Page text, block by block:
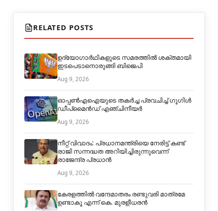
RELATED POSTS
ഉദ്യോഗാർഥികളുടെ സമരത്തിൽ ശക്തമായി
ഇടപെടാനൊരുങ്ങി ബിജെപി
Aug 9, 2026
ഓപ്പൺഎഐയുടെ തകർച്ച പ്രവചിച്ച് ഗൂഗിൾ
ഡീപ്മൈൻഡ് എഞ്ചിനീയർ
Aug 9, 2026
നീറ്റ് വിവാദം: പ്രധാനമന്ത്രിയെ നേരിട്ട് കണ്ട്
രാജി സന്നദ്ധത അറിയിച്ചിരുന്നുവെന്ന്
രാജേന്ദ്ര പ്രധാൻ
Aug 9, 2026
കേരളത്തിൽ വന്ദേമാതരം രണ്ടുവരി മാത്രമേ
ഉണ്ടാകൂ എന്ന് കെ. മുരളീധരൻ